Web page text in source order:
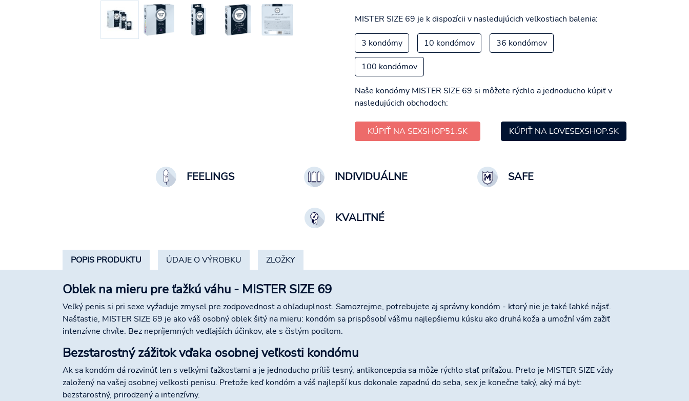
MISTER SIZE 69 je k dispozícii v nasledujúcich veľkostiach balenia:
3 kondómy 10 kondómov 36 kondómov
100 kondómov
Naše kondómy MISTER SIZE 69 si môžete rýchlo a jednoducho kúpiť v
nasledujúcich obchodoch:
KÚPIŤ NA SEXSHOP51.SK KÚPIŤ NA LOVESEXSHOP.SK
FEELINGS INDIVIDUÁLNE SAFE
KVALITNÉ
POPIS PRODUKTU ÚDAJE O VÝROBKU ZLOŽKY
Oblek na mieru pre ťažkú váhu - MISTER SIZE 69
Veľký penis si pri sexe vyžaduje zmysel pre zodpovednosť a ohľaduplnosť. Samozrejme, potrebujete aj správny kondóm - ktorý nie je také ľahké nájsť.
Našťastie, MISTER SIZE 69 je ako váš osobný oblek šitý na mieru: kondóm sa prispôsobí vášmu najlepšiemu kúsku ako druhá koža a umožní vám zažiť
intenzívne chvíle. Bez nepríjemných vedľajších účinkov, ale s čistým pocitom.
Bezstarostný zážitok vďaka osobnej veľkosti kondómu
Ak sa kondóm dá rozvinúť len s veľkými ťažkosťami a je jednoducho príliš tesný, antikoncepcia sa môže rýchlo stať príťažou. Preto je MISTER SIZE vždy
založený na vašej osobnej veľkosti penisu. Pretože keď kondóm a váš najlepší kus dokonale zapadnú do seba, sex je konečne taký, aký má byť:
bezstarostný, prirodzený a intenzívny.